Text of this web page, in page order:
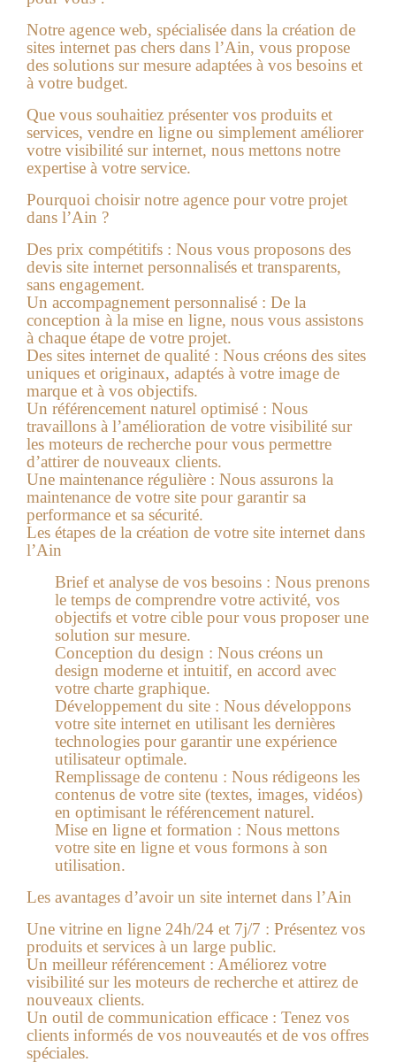
Notre agence web, spécialisée dans la création de
sites internet pas chers dans l’Ain, vous propose
des solutions sur mesure adaptées à vos besoins et
à votre budget.
Que vous souhaitiez présenter vos produits et
services, vendre en ligne ou simplement améliorer
votre visibilité sur internet, nous mettons notre
expertise à votre service.
Pourquoi choisir notre agence pour votre projet
dans l’Ain ?
Des prix compétitifs : Nous vous proposons des
devis site internet personnalisés et transparents,
sans engagement.
Un accompagnement personnalisé : De la
conception à la mise en ligne, nous vous assistons
à chaque étape de votre projet.
Des sites internet de qualité : Nous créons des sites
uniques et originaux, adaptés à votre image de
marque et à vos objectifs.
Un référencement naturel optimisé : Nous
travaillons à l’amélioration de votre visibilité sur
les moteurs de recherche pour vous permettre
d’attirer de nouveaux clients.
Une maintenance régulière : Nous assurons la
maintenance de votre site pour garantir sa
performance et sa sécurité.
Les étapes de la création de votre site internet dans
l’Ain
Brief et analyse de vos besoins : Nous prenons
le temps de comprendre votre activité, vos
objectifs et votre cible pour vous proposer une
solution sur mesure.
Conception du design : Nous créons un
design moderne et intuitif, en accord avec
votre charte graphique.
Développement du site : Nous développons
votre site internet en utilisant les dernières
technologies pour garantir une expérience
utilisateur optimale.
Remplissage de contenu : Nous rédigeons les
contenus de votre site (textes, images, vidéos)
en optimisant le référencement naturel.
Mise en ligne et formation : Nous mettons
votre site en ligne et vous formons à son
utilisation.
Les avantages d’avoir un site internet dans l’Ain
Une vitrine en ligne 24h/24 et 7j/7 : Présentez vos
produits et services à un large public.
Un meilleur référencement : Améliorez votre
visibilité sur les moteurs de recherche et attirez de
nouveaux clients.
Un outil de communication efficace : Tenez vos
clients informés de vos nouveautés et de vos offres
spéciales.